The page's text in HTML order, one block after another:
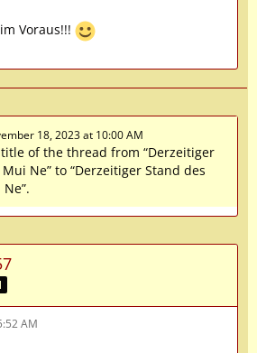
Voraus!!!
18, 2023 at 10:00 AM
of the thread from “Derzeitiger
Ne” to “Derzeitiger Stand des
AM